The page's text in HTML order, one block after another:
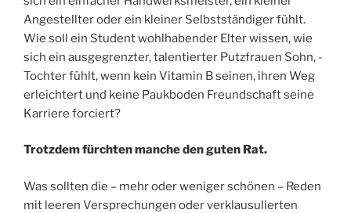
Angestellter oder ein kleiner Selbstständiger fühlt.
Wie soll ein Student wohlhabender Elter wissen, wie
sich ein ausgegrenzter, talentierter Putzfrauen Sohn, -
Tochter fühlt, wenn kein Vitamin B seinen, ihren Weg
erleichtert und keine Paukboden Freundschaft seine
Karriere forciert?
Trotzdem fürchten manche den guten Rat.
Was sollten die – mehr oder weniger schönen – Reden
mit leeren Versprechungen oder verklausulierten